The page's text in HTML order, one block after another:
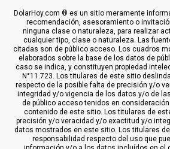
DolarHoy.com ® es un sitio meramente
recomendación, asesoramiento o
ninguna clase o naturaleza, para realizar
cualquier tipo, clase o naturaleza. Las
citadas son de público acceso. Los cuadros
elaborados sobre la base de los datos de
caso se indica, y constituyen propiedad
N°11.723. Los titulares de este sitio
respecto de la posible falta de precisión y/o
integridad y/o vigencia de los datos y/o de
de público acceso tenidos en consideración
contenido de este sitio. Los titulares de
precisión y/o veracidad y/o exactitud y/o
datos mostrados en este sitio. Los titulares
responsabilidad respecto del uso que